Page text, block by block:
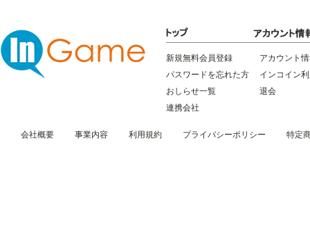
新規無料会員登録
パスワードを忘れた方
おしらせ一覧
連携会社
アカウント
インコイン
退会
会社概要 事業内容 利用規約 プライバシーポリシー 特定